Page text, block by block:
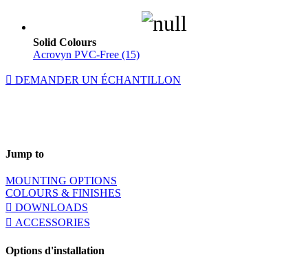
Solid Colours
Acrovyn PVC-Free (15)
DEMANDER UN ÉCHANTILLON
Jump to
MOUNTING OPTIONS
COLOURS & FINISHES
DOWNLOADS
ACCESSORIES
Options d'installation